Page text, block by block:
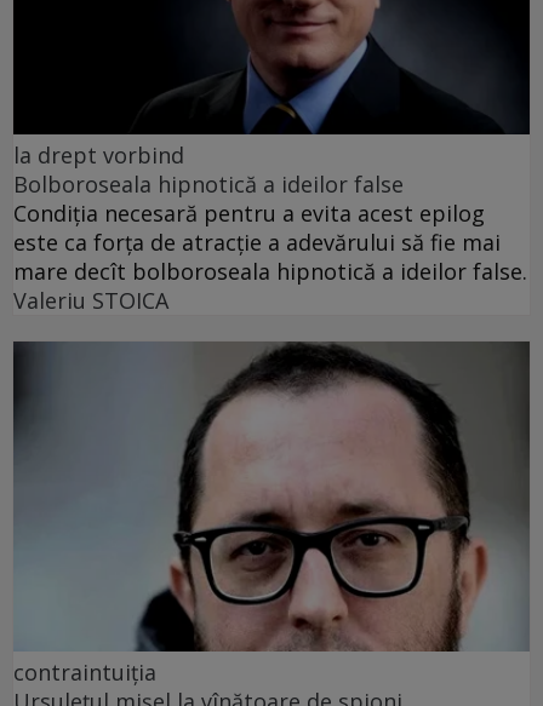
la drept vorbind
Bolboroseala hipnotică a ideilor false
Condiția necesară pentru a evita acest epilog
este ca forța de atracție a adevărului să fie mai
mare decît bolboroseala hipnotică a ideilor false.
Valeriu STOICA
contraintuiția